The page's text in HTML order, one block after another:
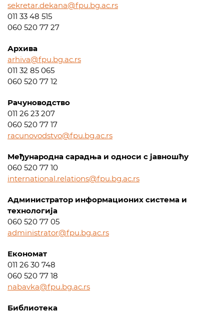
sekretar.dekana@fpu.bg.ac.rs
011 33 48 515
060 520 77 27
Архива
arhiva@fpu.bg.ac.rs
011 32 85 065
060 520 77 12
Рачуноводство
011 26 23 207
060 520 77 17
racunovodstvo@fpu.bg.ac.rs
Међународна сарадња и односи с јавношћу
060 520 77 10
international.relations@fpu.bg.ac.rs
Администратор информационих система и
технологија
060 520 77 05
administrator@fpu.bg.ac.rs
Економат
011 26 30 748
060 520 77 18
nabavka@fpu.bg.ac.rs
Библиотека